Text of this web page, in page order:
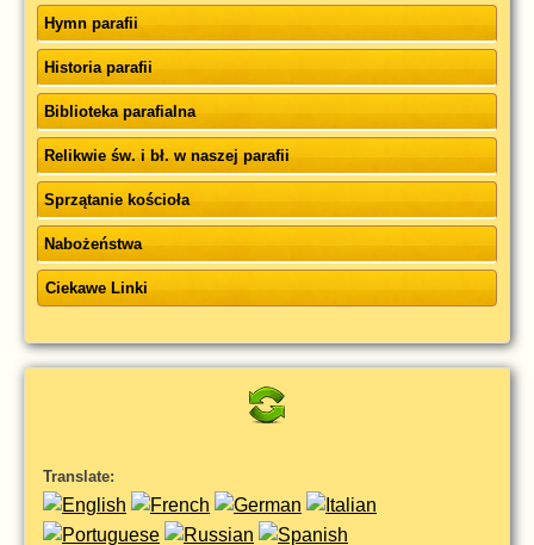
Hymn parafii
Historia parafii
Biblioteka parafialna
Relikwie św. i bł. w naszej parafii
Sprzątanie kościoła
Nabożeństwa
Ciekawe Linki
Translate: